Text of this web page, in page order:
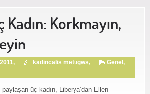
Kadın: Korkmayın,
kadincalis metugws, Genel ,
paylaşan üç kadın, Liberya’dan Ellen